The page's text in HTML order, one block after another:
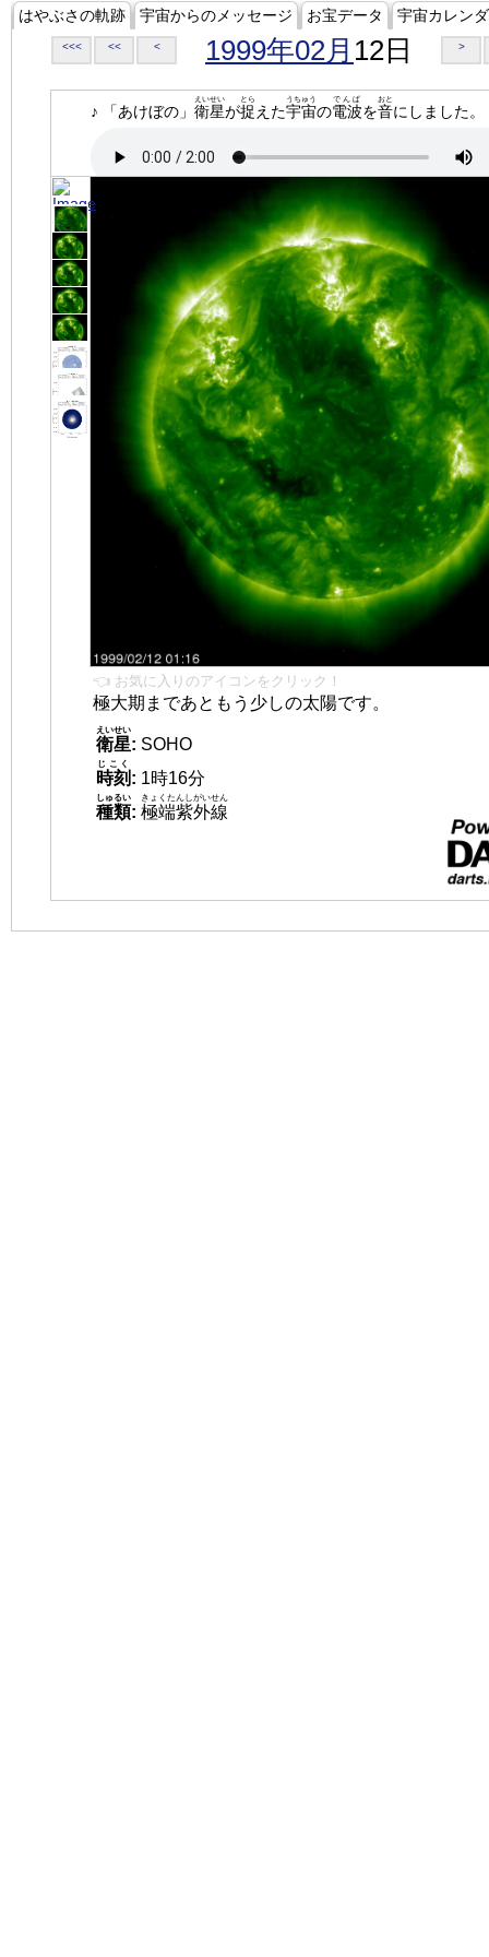
はやぶさの軌跡 宇宙からのメッセージ お宝データ 宇宙カレン
<<< << < 1999年02月 12日 >
♪ 「あけぼの」 衛星
えいせい
が捉
とら
えた宇宙
うちゅう
の電波
でんぱ
を音
おと
にしました。
👈 お気に入りのアイコンをクリック！
極大期まであともう少しの太陽です。
衛星
えいせい
: SOHO
時刻
じこく
: 1時16分
種類
しゅるい
: 極端紫外線
きょくたんしがいせん